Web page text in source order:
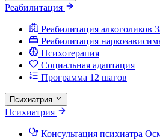
Реабилитация
Реабилитация алкоголиков
Реабилитация
Психотерапия
Социальная адаптация
Программа 12 шагов
Психиатрия
Психиатрия
Консультация психиатра